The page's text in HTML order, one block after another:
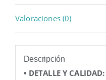
Valoraciones (0)
Descripción
• DETALLE Y CALIDAD: